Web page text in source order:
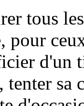
tous
pour
d'un
tenter sa